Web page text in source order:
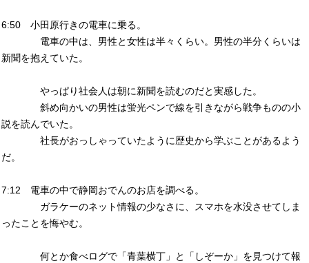
6:50 小田原行きの電車に乗る。
電車の中は、男性と女性は半々くらい。男性の半分くらいは
新聞を抱えていた。
やっぱり社会人は朝に新聞を読むのだと実感した。
斜め向かいの男性は蛍光ペンで線を引きながら戦争ものの小
説を読んでいた。
社長がおっしゃっていたように歴史から学ぶことがあるよう
だ。
7:12 電車の中で静岡おでんのお店を調べる。
ガラケーのネット情報の少なさに、スマホを水没させてしま
ったことを悔やむ。
何とか食べログで「青葉横丁」と「しぞーか」を見つけて報